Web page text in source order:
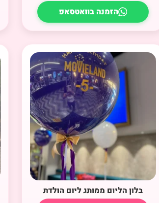
הזמנה בוואטסאפ
בלון הליום ממותג ליום הולדת